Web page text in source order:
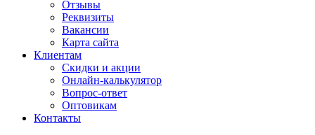
Отзывы
Реквизиты
Вакансии
Карта сайта
Клиентам
Скидки и акции
Онлайн-калькулятор
Вопрос-ответ
Оптовикам
Контакты